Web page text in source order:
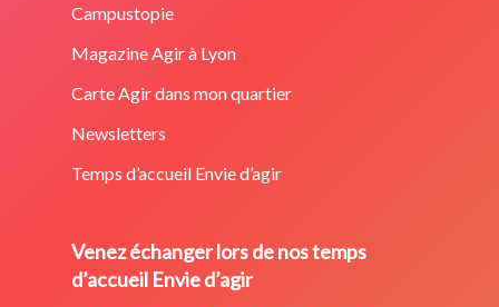
Campustopie
Magazine Agir à Lyon
Carte Agir dans mon quartier
Newsletters
Temps d’accueil Envie d’agir
Venez échanger lors de nos temps
d’accueil Envie d’agir